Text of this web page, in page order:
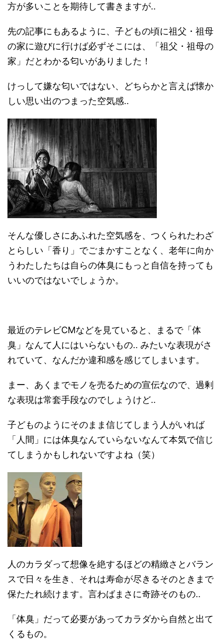
方が多いことを期待して書きますが..
先の記事にもあるように、子どもの頃に祖父・祖母
の家に遊びに行けば必ずそこには、「祖父・祖母の
家」だとわかる匂いがありました！
けっして嫌な匂いではない、どちらかと言えば懐か
しい思い出のつまった空気感..
そんな優しさにあふれた空気感を、つくられたわざ
とらしい「香り」でごまかすことなく、老年に向か
うわたしたちは自らの体臭にもっと自信を持っても
いいのではないでしょうか。
最近のテレビCMなどを見ていると、まるで「体
臭」なんて人にはいらないもの.. みたいな表現がさ
れていて、なんだか違和感を感じてしまいます。
まー、あくまでモノを売るための宣伝なので、過剰
な表現は常套手段なのでしょうけど..
子どものようにそのまま信じてしまう人がいれば
「人間」には体臭なんていらないなんて本気で信じ
てしまうかもしれないですよね（笑）
人のカラダって想像を絶するほどの精緻さとバラン
スで日々を生き、それは寿命が尽きるそのときまで
保たたれ続けます。言わばまさに奇跡そのもの..
「体臭」だって必要があってカラダから自然と出て
くるもの。